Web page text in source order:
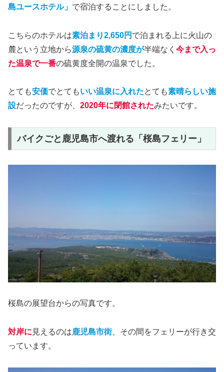
島ユースホテル」 で宿泊することにしました。
こちらのホテルは素泊まり2,650円 で泊まれる上に火山の
麓という立地から源泉の硫黄の濃度が半端なく 今まで入っ
た温泉で一番の硫黄度全開の温泉でした。
とても安価でとてもいい温泉に入れたとても素晴らしい施
設だったのですが、 2020年に閉館されたみたいです。
バイクごと鹿児島市へ渡れる「桜島フェリー」
桜島の展望台からの写真です。
対岸に 見えるのは鹿児島市街、その間をフェリーが行き交
っています。